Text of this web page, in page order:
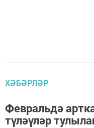
ХӘБӘРЛӘР
Февральдә
түләүләр